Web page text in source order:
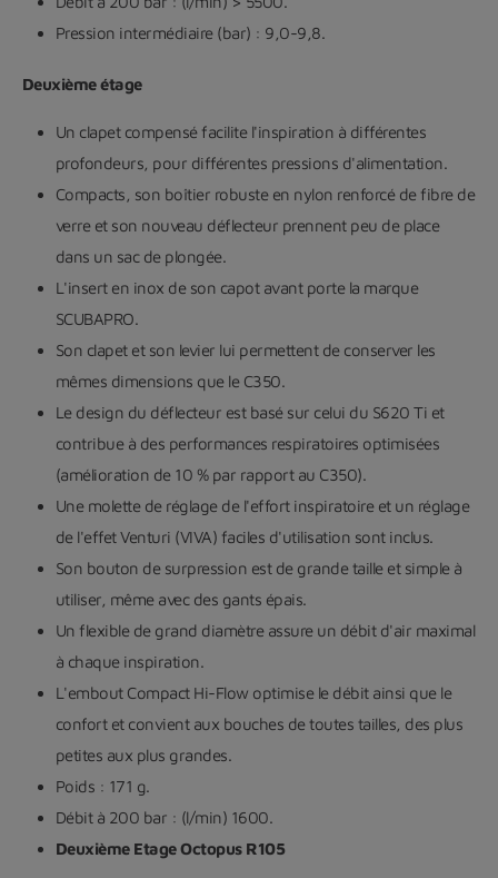
Pression intermédiaire (bar) : 9,0-9,8.
Deuxième étage
Un clapet compensé facilite l'inspiration à différentes
profondeurs, pour différentes pressions d'alimentation.
Compacts, son boîtier robuste en nylon renforcé de fibre de
verre et son nouveau déflecteur prennent peu de place
dans un sac de plongée.
L'insert en inox de son capot avant porte la marque
SCUBAPRO.
Son clapet et son levier lui permettent de conserver les
mêmes dimensions que le C350.
Le design du déflecteur est basé sur celui du S620 Ti et
contribue à des performances respiratoires optimisées
(amélioration de 10 % par rapport au C350).
Une molette de réglage de l'effort inspiratoire et un réglage
de l'effet Venturi (VIVA) faciles d'utilisation sont inclus.
Son bouton de surpression est de grande taille et simple à
utiliser, même avec des gants épais.
Un flexible de grand diamètre assure un débit d'air maximal
à chaque inspiration.
L'embout Compact Hi-Flow optimise le débit ainsi que le
confort et convient aux bouches de toutes tailles, des plus
petites aux plus grandes.
Poids : 171 g.
Débit à 200 bar : (l/min) 1600.
Deuxième Etage Octopus R105